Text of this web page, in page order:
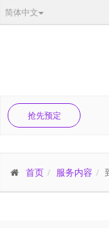
简体中文
抢先预定
首页 服务内容